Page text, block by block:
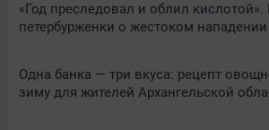
«Год преследовал и облил кислотой».
петербурженки о жестоком
Одна банка — три вкуса: рецепт
зиму для жителей Архангельской